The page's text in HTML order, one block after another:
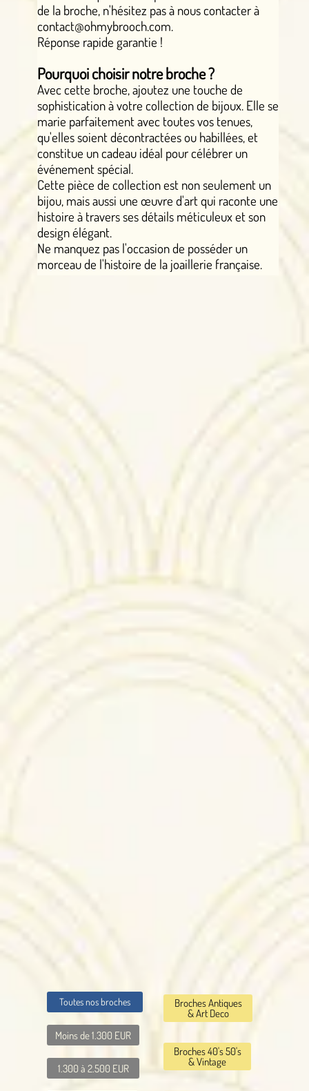
de la broche, n'hésitez pas à nous contacter à
contact@ohmybrooch.com.
Réponse rapide garantie !
Pourquoi choisir notre broche ?
Avec cette broche, ajoutez une touche de
sophistication à votre collection de bijoux. Elle se
marie parfaitement avec toutes vos tenues,
qu'elles soient décontractées ou habillées, et
constitue un cadeau idéal pour célébrer un
événement spécial.
Cette pièce de collection est non seulement un
bijou, mais aussi une œuvre d'art qui raconte une
histoire à travers ses détails méticuleux et son
design élégant.
Ne manquez pas l'occasion de posséder un
morceau de l'histoire de la joaillerie française.
Broches Antiques
& Art Deco
Broches 40's 50's
& Vintage
Toutes nos broches
Moins de 1.300 EUR
1.300 à 2.500 EUR